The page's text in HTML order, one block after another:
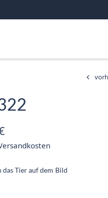
Preis ist:
79,20 €.
das Tier auf dem Bild